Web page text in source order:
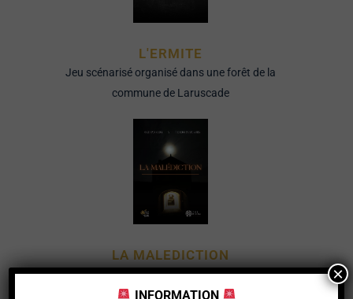
L'ERMITE
Jeu scénarisé organisé dans une forêt de la
commune de Laruscade
LA MALEDICTION
Jeu scénarisé organisé au coeur de la
Citadelle de Blaye
INFORMATION
×